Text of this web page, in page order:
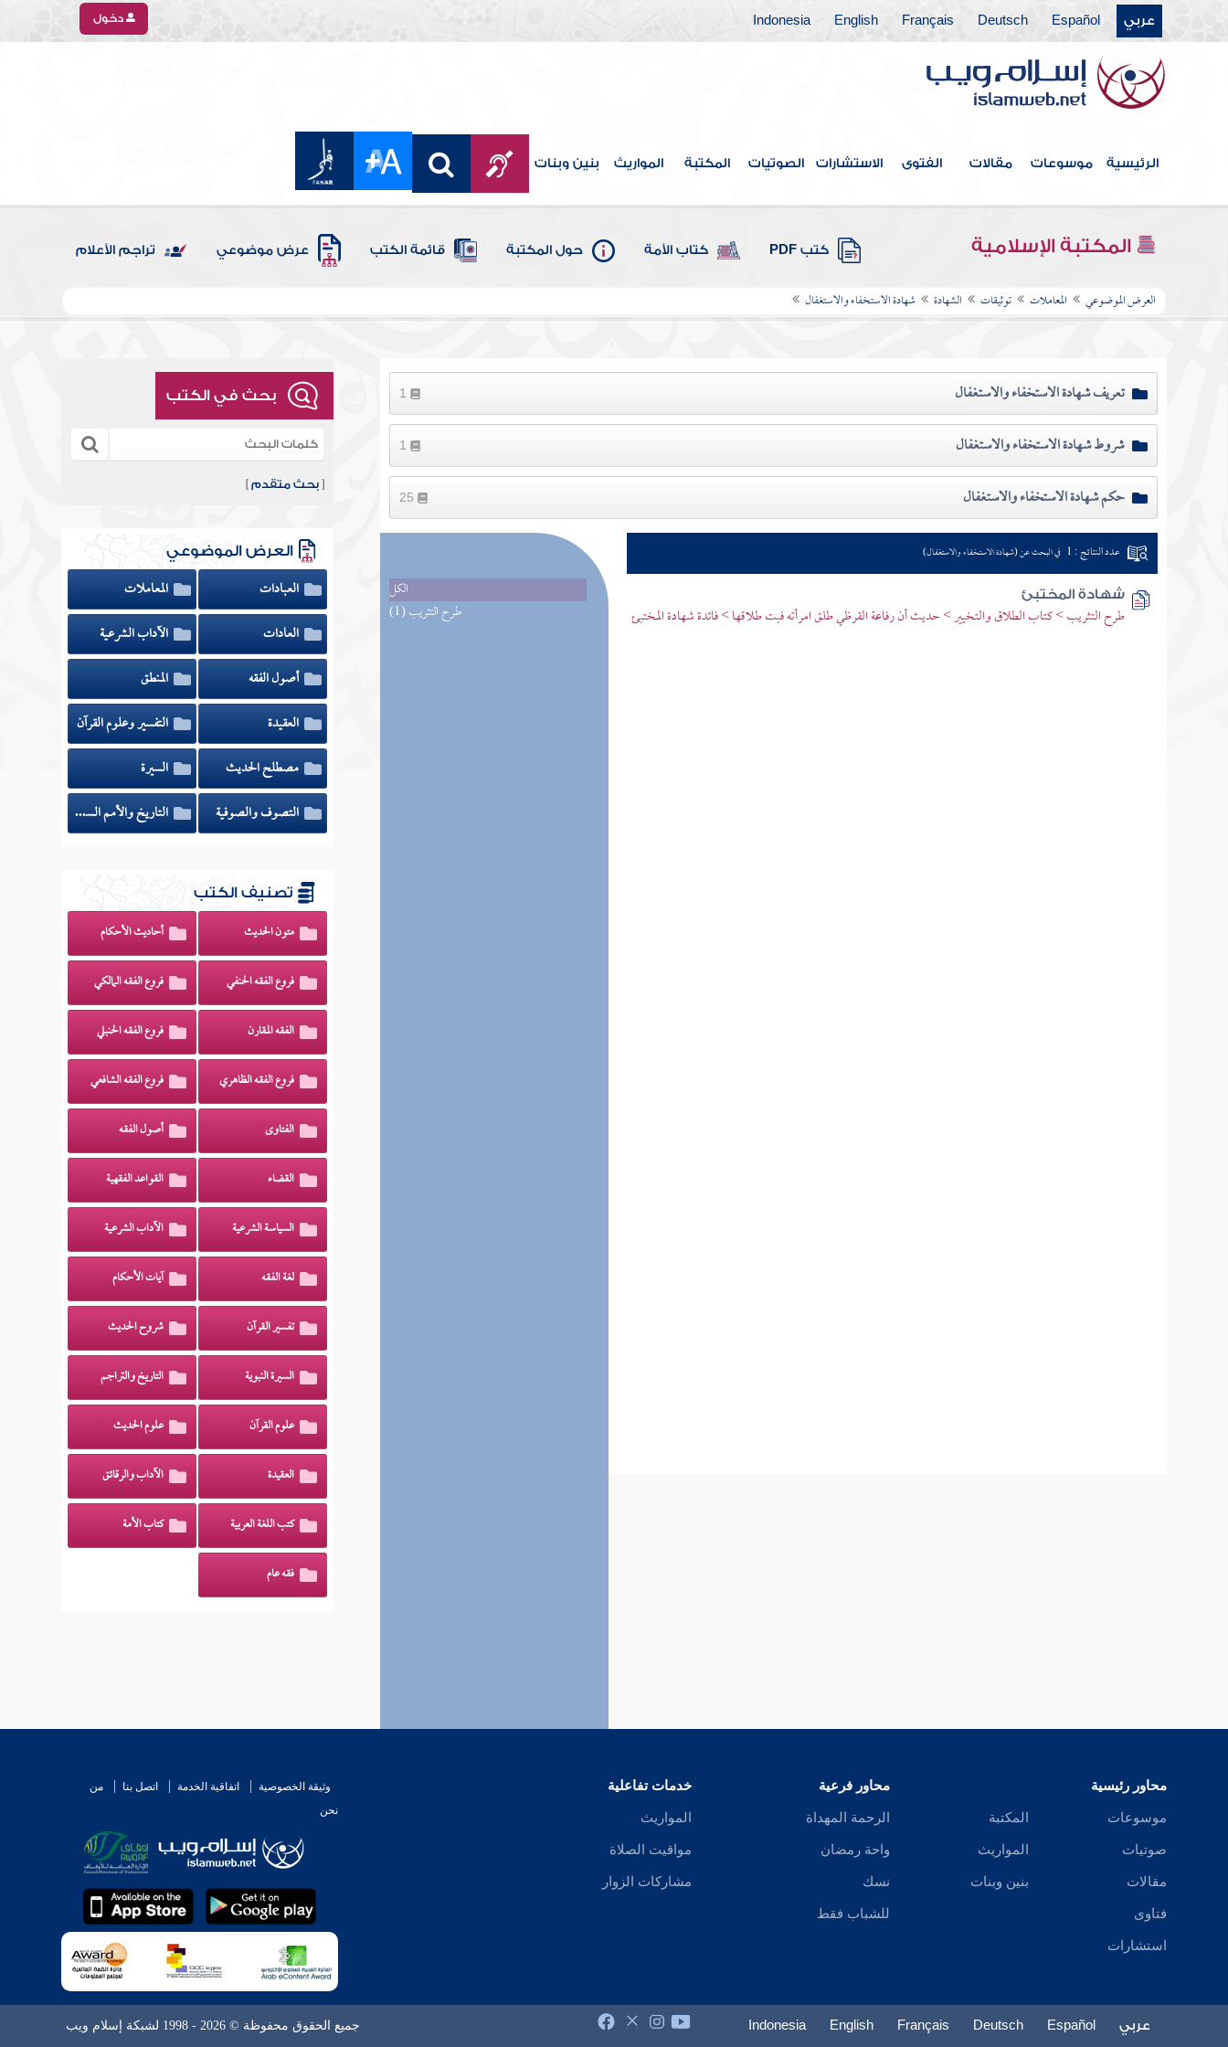
عربي Español
Deutsch
Français
English
Indonesia دخول
الرئيسية موسوعات مقالات الفتوى الاستشارات الصوتيات المكتبة المواريث بنين وبنات
المكتبة الإسلامية كتب PDF كتاب الأمة حول المكتبة قائمة الكتب عرض موضوعي تراجم الأعلام
العرض الموضوعي المعاملات توثيقات الشهادة شهادة الاستخفاء والاستغفال
تعريف شهادة الاستخفاء والاستغفال
شروط شهادة الاستخفاء والاستغفال
حكم شهادة الاستخفاء والاستغفال
الكل
(1) طرح التثريب
عدد النتائج : 1 في البحث عن (شهادة الاستخفاء والاستغفال)
شهادة المختبئ
طرح التثريب > كتاب الطلاق والتخيير > حديث أن رفاعة القرظي طلق امرأته فبت طلاقها > فائدة شهادة المختبئ
بحث في الكتب
[بحث متقدم ]
العرض الموضوعي
العبادات
المعاملات
العادات
الآداب الشرعية
أصول الفقه
المنطق
العقيدة
التفسير وعلوم القرآن
مصطلح الحديث
السيرة
التصوف والصوفية
التاريخ والأمم السابقة
تصنيف الكتب
متون الحديث أحاديث الأحكام
فروع الفقه الحنفي فروع الفقه المالكي
الفقه المقارن فروع الفقه الحنبلي
فروع الفقه الظاهري فروع الفقه الشافعي
الفتاوى أصول الفقه
القضاء القواعد الفقهية
السياسة الشرعية الآداب الشرعية
لغة الفقه آيات الأحكام
تفسير القرآن شروح الحديث
السيرة النبوية التاريخ والتراجم
علوم القرآن علوم الحديث
العقيدة الآداب والرقائق
كتب اللغة العربية كتاب الأمة
فقه عام
محاور رئيسية
موسوعات
صوتيات
مقالات
فتاوى
استشارات
المكتبة
المواريث
بنين وبنات
محاور فرعية
الرحمة المهداة
واحة رمضان
نسك
للشباب فقط
خدمات تفاعلية
المواريث
مواقيت الصلاة
مشاركات الزوار
وثيقة الخصوصية اتفاقية الخدمة اتصل بنا
من
نحن
عربي Español
Deutsch
Français
English
Indonesia جميع الحقوق محفوظة © 2026 - 1998 لشبكة إسلام ويب